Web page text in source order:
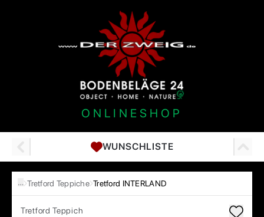
ONLINESHOP
WUNSCHLISTE
… Tretford Teppiche Tretford INTERLAND
Tretford Teppich